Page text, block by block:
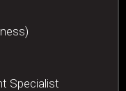
Specialist